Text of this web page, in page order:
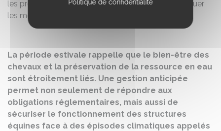
les préfectures et les services de l'État afin d'appliquer
les mesures en vigueur dans son département.
La période estivale rappelle que le bien-être des
chevaux et la préservation de la ressource en eau
sont étroitement liés. Une gestion anticipée
permet non seulement de répondre aux
obligations réglementaires, mais aussi de
sécuriser le fonctionnement des structures
équines face à des épisodes climatiques appelés
Politique de confidentialité